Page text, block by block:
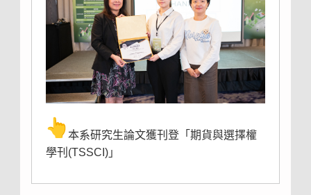
本系研究生論文獲刊登「期貨與選擇權
學刊(TSSCI)」